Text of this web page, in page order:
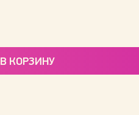
В КОРЗИНУ